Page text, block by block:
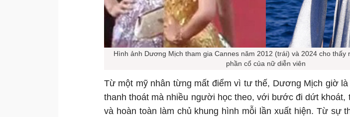
Hình ảnh Dương Mịch tham gia Cannes năm 2012 (trái) và 2024 cho thấy
phần cổ của nữ diễn viên
Từ một mỹ nhân từng mất điểm vì tư thế, Dương Mịch giờ
thanh thoát mà nhiều người học theo, với bước đi dứt khoát,
và hoàn toàn làm chủ khung hình mỗi lần xuất hiện. Từ sự